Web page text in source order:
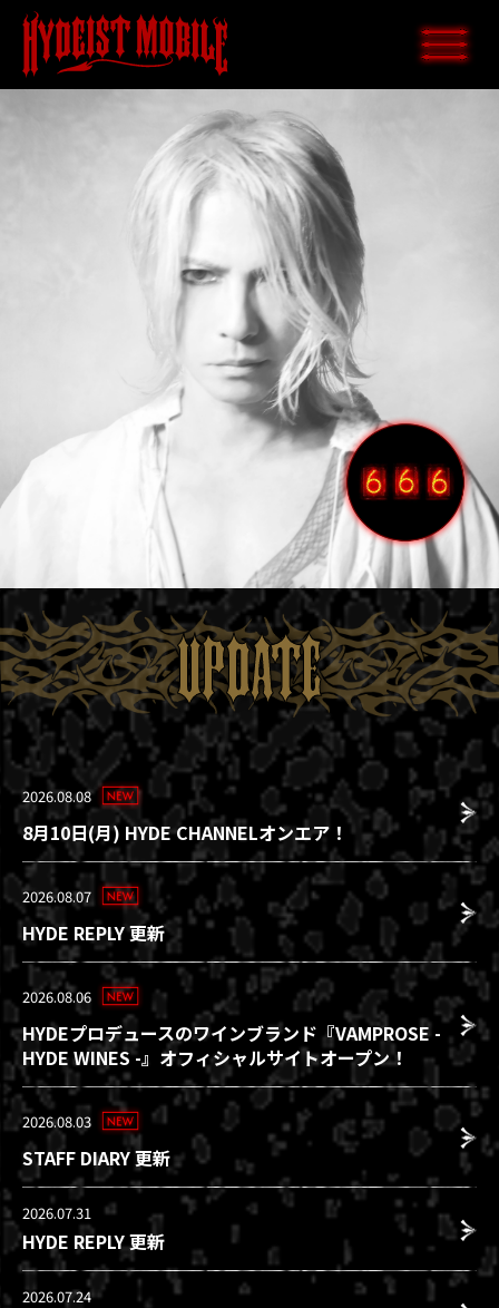
UPDATE
2026.08.08
8月10日(月) HYDE CHANNELオンエア！
2026.08.07
HYDE REPLY 更新
2026.08.06
HYDEプロデュースのワインブランド『VAMPROSE -
HYDE WINES -』オフィシャルサイトオープン！
2026.08.03
STAFF DIARY 更新
2026.07.31
HYDE REPLY 更新
2026.07.24